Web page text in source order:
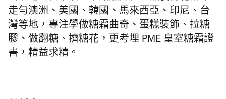
走勻澳洲、美國、韓國、馬來西亞、印尼、台
灣等地，專注學做糖霜曲奇、蛋糕裝飾、拉糖
膠、做翻糖、擠糖花，更考埋 PME 皇室糖霜證
書，精益求精。